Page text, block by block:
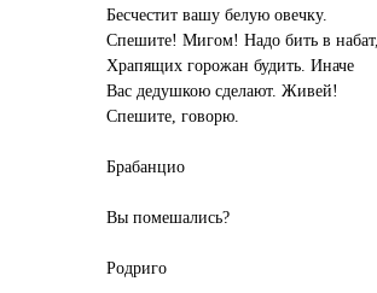
Бесчестит вашу белую овечку.
Спешите! Мигом! Надо бить в набат,
Храпящих горожан будить. Иначе
Вас дедушкою сделают. Живей!
Спешите, говорю.
Брабанцио
Вы помешались?
Родриго